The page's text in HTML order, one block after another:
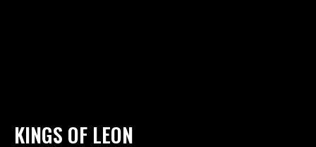
KINGS OF LEON